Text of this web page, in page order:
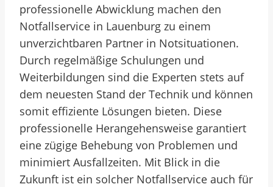
professionelle Abwicklung machen den
Notfallservice in Lauenburg zu einem
unverzichtbaren Partner in Notsituationen.
Durch regelmäßige Schulungen und
Weiterbildungen sind die Experten stets auf
dem neuesten Stand der Technik und können
somit effiziente Lösungen bieten. Diese
professionelle Herangehensweise garantiert
eine zügige Behebung von Problemen und
minimiert Ausfallzeiten. Mit Blick in die
Zukunft ist ein solcher Notfallservice auch für